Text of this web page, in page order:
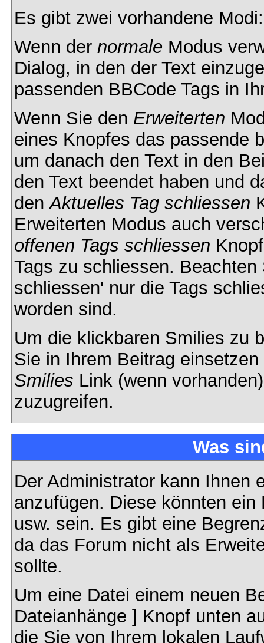
Es gibt zwei vorhandene
Wenn der normale Modus
Dialog, in den der Text
passenden BBCode Tags in
Wenn Sie den Erweiterten
eines Knopfes das passende
um danach den Text in den
den Text beendet haben und
denAktuelles Tag schliessen
Erweiterten Modus auch
offenen Tags schliessen
Tags zu schliessen.
schliessen' nur die Tags
worden sind.
Um die klickbaren Smilies zu
Sie in Ihrem Beitrag
Smilies Link (wenn
zuzugreifen.
Was
Der Administrator kann Ihnen
anzufügen. Diese könnten
usw. sein. Es gibt eine
da das Forum nicht als
sollte.
Um eine Datei einem neuen
Dateianhänge ] Knopf unten
die Sie von Ihrem lokalen